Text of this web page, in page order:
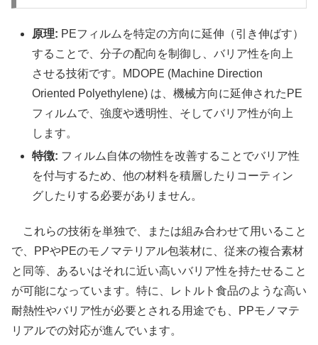
原理: PEフィルムを特定の方向に延伸（引き伸ばす）
することで、分子の配向を制御し、バリア性を向上
させる技術です。MDOPE (Machine Direction
Oriented Polyethylene) は、機械方向に延伸されたPE
フィルムで、強度や透明性、そしてバリア性が向上
します。
特徴: フィルム自体の物性を改善することでバリア性
を付与するため、他の材料を積層したりコーティン
グしたりする必要がありません。
これらの技術を単独で、または組み合わせて用いること
で、PPやPEのモノマテリアル包装材に、従来の複合素材
と同等、あるいはそれに近い高いバリア性を持たせること
が可能になっています。特に、レトルト食品のような高い
耐熱性やバリア性が必要とされる用途でも、PPモノマテ
リアルでの対応が進んでいます。